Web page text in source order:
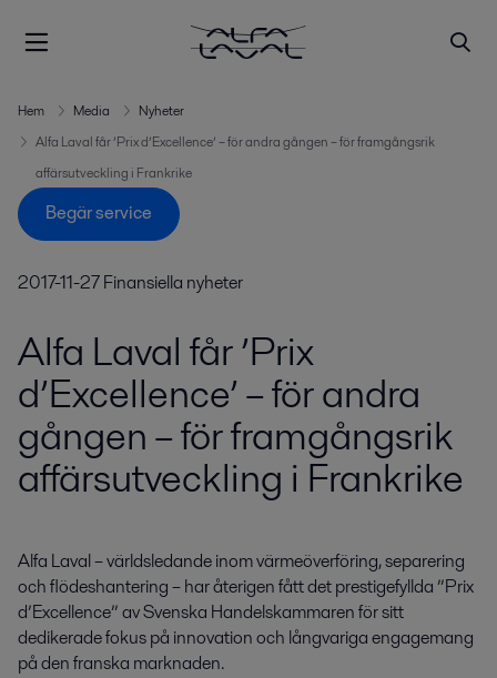
Hem Media
Nyheter
Alfa Laval får ’Prix d’Excellence’ – för andra gången – för framgångsrik
affärsutveckling i Frankrike
Begär service
2017-11-27Finansiella nyheter
Alfa Laval får ’Prix
d’Excellence’ – för andra
gången – för framgångsrik
affärsutveckling i Frankrike
Alfa Laval – världsledande inom värmeöverföring, separering
och flödeshantering – har återigen fått det prestigefyllda ”Prix
d’Excellence” av Svenska Handelskammaren för sitt
dedikerade fokus på innovation och långvariga engagemang
på den franska marknaden.